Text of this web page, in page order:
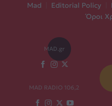
Mad
Editorial Policy
Όροι
MAD.gr
MAD RADIO 106,2